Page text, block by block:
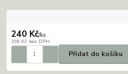
240 Kč/ks
198 Kč bez DPH
Přidat do košíku